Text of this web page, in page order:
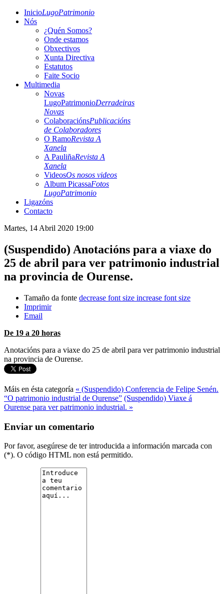
InicioLugoPatrimonio
Nós
¿Quén Somos?
Onde estamos
Obxectivos
Xunta Directiva
Estatutos
Faite Socio
Multimedia
Novas
LugoPatrimonioDerradeiras
Novas
ColaboraciónsPublicacións
de Colaboradores
O RamoRevista A
Xanela
A PauliñaRevista A
Xanela
VideosOs nosos videos
Album PicassaFotos
LugoPatrimonio
Ligazóns
Contacto
Martes, 14 Abril 2020 19:00
(Suspendido) Anotacións para a viaxe do
25 de abril para ver patrimonio industrial
na provincia de Ourense.
Tamaño da fonte decrease font size increase font size
Imprimir
Email
De 19 a 20 horas
Anotacións para a viaxe do 25 de abril para ver patrimonio industrial
na provincia de Ourense.
Máis en ésta categoría « (Suspendido) Conferencia de Felipe Senén.
“O patrimonio industrial de Ourense” (Suspendido) Viaxe á
Ourense para ver patrimonio industrial. »
Enviar un comentario
Por favor, asegúrese de ter introducida a información marcada con
(*). O código HTML non está permitido.